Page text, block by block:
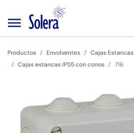
Productos Envolventes
Cajas Estancas
Cajas estancas IP55 con conos
716